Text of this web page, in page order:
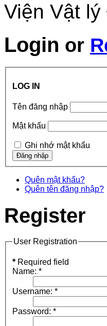
Viện Vật
Login or
LOG IN
Tên đăng nhập
Mật khẩu
Ghi nhớ mật khẩu
Quên mật khẩu?
Quên tên đăng nhập?
Register
User Registration
* Required field
Name: *
Username: *
Password: *